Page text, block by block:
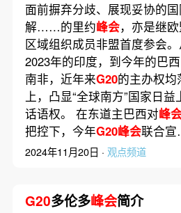
面前摒弃分歧、展现妥协的
解……的里约峰会，亦是继欧
区域组织成员非盟首度参会。
2023年的印度，到今年的巴
南非，近年来G20的主办权均
上，凸显“全球南方”国家日
话语权。 在东道主巴西对峰
把控下，今年G20峰会联合
2024年11月20日 · 观点频道
G20多伦多峰会简介